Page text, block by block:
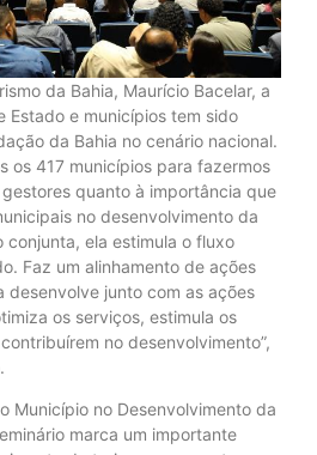
da Bahia, Maurício Bacelar, a
Estado e municípios tem sido
da Bahia no cenário nacional.
os 417 municípios para fazermos
quanto à importância que
no desenvolvimento da
conjunta, ela estimula o fluxo
Faz um alinhamento de ações
desenvolve junto com as ações
os serviços, estimula os
no desenvolvimento”,
Município no Desenvolvimento da
marca um importante